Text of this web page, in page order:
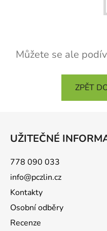
Můžete se ale
ZPĚT
UŽITEČNÉ
778 090 033
info@pczlin.cz
Kontakty
Osobní odběry
Recenze